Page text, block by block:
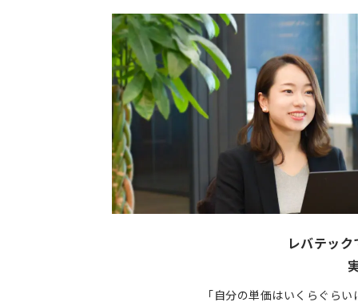
レバテッ
「自分の単価はいくらぐら